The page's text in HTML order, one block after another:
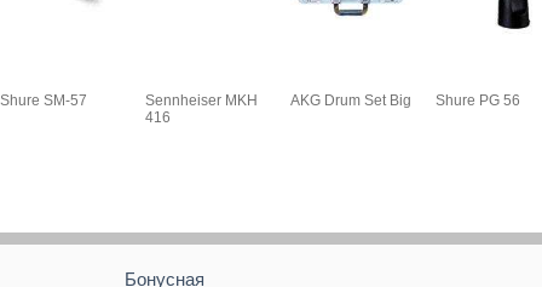
Shure SM-57
Sennheiser MKH
416
AKG Drum Set Big Shure PG 56
Бонусная